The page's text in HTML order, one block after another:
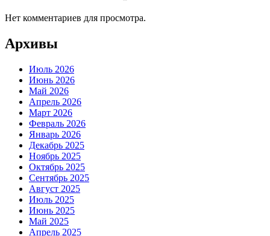
Нет комментариев для просмотра.
Архивы
Июль 2026
Июнь 2026
Май 2026
Апрель 2026
Март 2026
Февраль 2026
Январь 2026
Декабрь 2025
Ноябрь 2025
Октябрь 2025
Сентябрь 2025
Август 2025
Июль 2025
Июнь 2025
Май 2025
Апрель 2025